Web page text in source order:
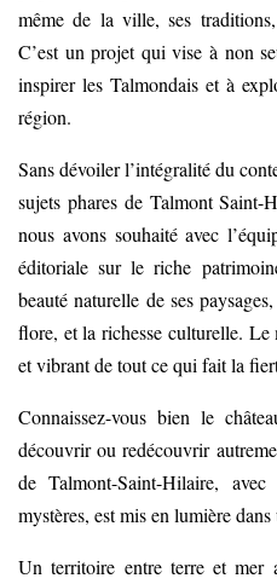
même de la ville, ses
C’est un projet qui vise à non
inspirer les Talmondais et à
région.
Sans dévoiler l’intégralité du
sujets phares de Talmont
nous avons souhaité avec
éditoriale sur le riche
beauté naturelle de ses
flore, et la richesse culturelle.
et vibrant de tout ce qui fait la
Connaissez-vous bien le
découvrir ou redécouvrir
de Talmont-Saint-Hilaire,
mystères, est mis en lumière
Un territoire entre terre et mer